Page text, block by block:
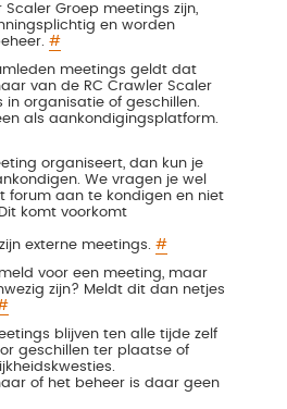
Scaler Groep meetings zijn,
en worden
#
meetings geldt dat
van de RC Crawler Scaler
in organisatie of geschillen.
als aankondigingsplatform.
organiseert, dan kun je
We vragen je wel
forum aan te kondigen en niet
komt voorkomt
externe meetings. #
voor een meeting, maar
zijn? Meldt dit dan netjes
blijven ten alle tijde zelf
geschillen ter plaatse of
of het beheer is daar geen